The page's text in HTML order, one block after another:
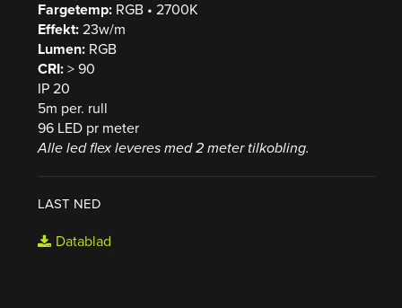
Fargetemp: RGB • 2700K
Effekt: 23w/m
Lumen: RGB
CRI: > 90
IP 20
5m per. rull
96 LED pr meter
Alle led flex leveres med 2 meter tilkobling.
LAST NED
Datablad